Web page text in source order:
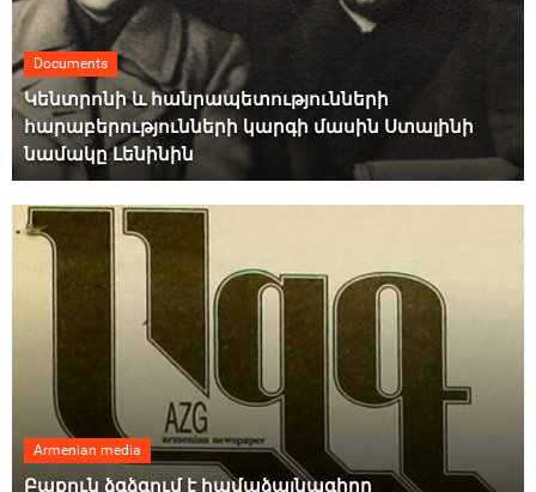
Documents
Կենտրոնի և հանրապետությունների
հարաբերությունների կարգի մասին Ստալինի
նամակը Լենինին
Armenian media
Բաքուն ձգձգում է համաձայնագիրը